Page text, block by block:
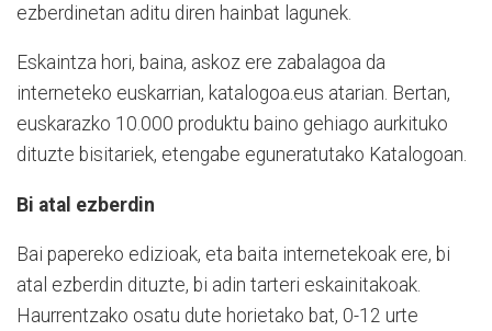
ezberdinetan aditu diren hainbat lagunek.
Eskaintza hori, baina, askoz ere zabalagoa da
interneteko euskarrian, katalogoa.eus atarian. Bertan,
euskarazko 10.000 produktu baino gehiago aurkituko
dituzte bisitariek, etengabe eguneratutako Katalogoan.
Bi atal ezberdin
Bai papereko edizioak, eta baita internetekoak ere, bi
atal ezberdin dituzte, bi adin tarteri eskainitakoak.
Haurrentzako osatu dute horietako bat, 0-12 urte